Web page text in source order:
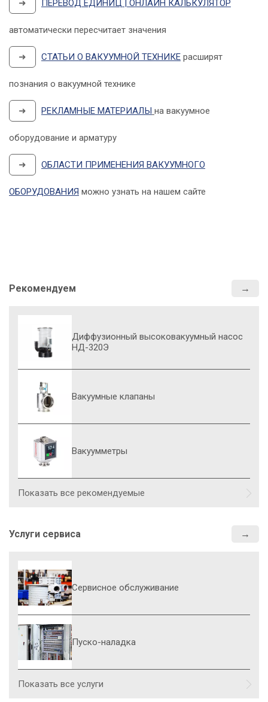
➜ ПЕРЕВОД ЕДИНИЦ | ОНЛАЙН КАЛЬКУЛЯТОР
автоматически пересчитает значения
➜ СТАТЬИ О ВАКУУМНОЙ ТЕХНИКЕ расширят
познания о вакуумной технике
➜ РЕКЛАМНЫЕ МАТЕРИАЛЫ на вакуумное
оборудование и арматуру
➜ ОБЛАСТИ ПРИМЕНЕНИЯ ВАКУУМНОГО
ОБОРУДОВАНИЯ можно узнать на нашем сайте
Рекомендуем
Диффузионный высоковакуумный насос
НД-320Э
Вакуумные клапаны
Вакуумметры
Показать все рекомендуемые
Услуги сервиса
Сервисное обслуживание
Пуско-наладка
Показать все услуги